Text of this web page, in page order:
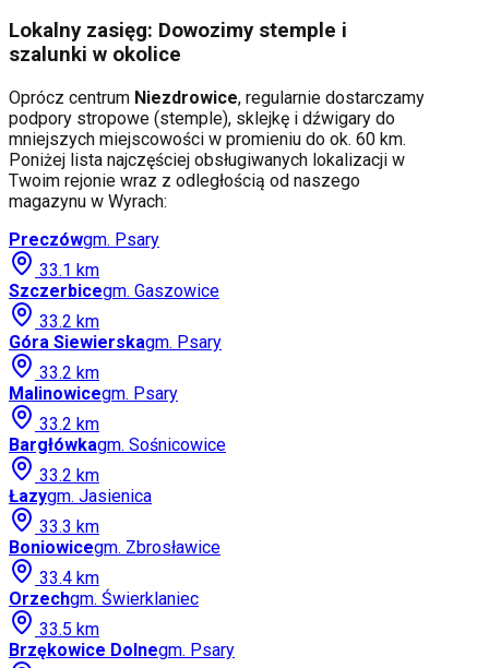
Lokalny zasięg: Dowozimy stemple i
szalunki w okolice
Oprócz centrum Niezdrowice, regularnie dostarczamy
podpory stropowe (stemple), sklejkę i dźwigary do
mniejszych miejscowości w promieniu do ok. 60 km.
Poniżej lista najczęściej obsługiwanych lokalizacji w
Twoim rejonie wraz z odległością od naszego
magazynu w Wyrach:
Preczówgm. Psary
33.1 km
Szczerbicegm. Gaszowice
33.2 km
Góra Siewierskagm. Psary
33.2 km
Malinowicegm. Psary
33.2 km
Bargłówkagm. Sośnicowice
33.2 km
Łazygm. Jasienica
33.3 km
Boniowicegm. Zbrosławice
33.4 km
Orzechgm. Świerklaniec
33.5 km
Brzękowice Dolnegm. Psary